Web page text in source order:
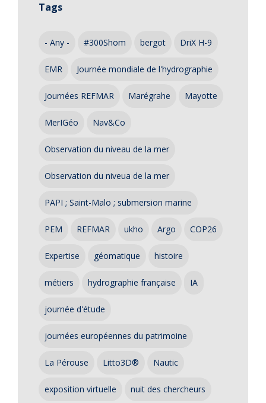
Tags
- Any - #300Shom bergot DriX H-9
EMR Journée mondiale de l'hydrographie
Journées REFMAR Marégrahe Mayotte
MerIGéo Nav&Co
Observation du niveau de la mer
Observation du niveua de la mer
PAPI ; Saint-Malo ; submersion marine
PEM REFMAR ukho Argo COP26
Expertise géomatique histoire
métiers hydrographie française IA
journée d'étude
journées européennes du patrimoine
La Pérouse Litto3D® Nautic
exposition virtuelle nuit des chercheurs